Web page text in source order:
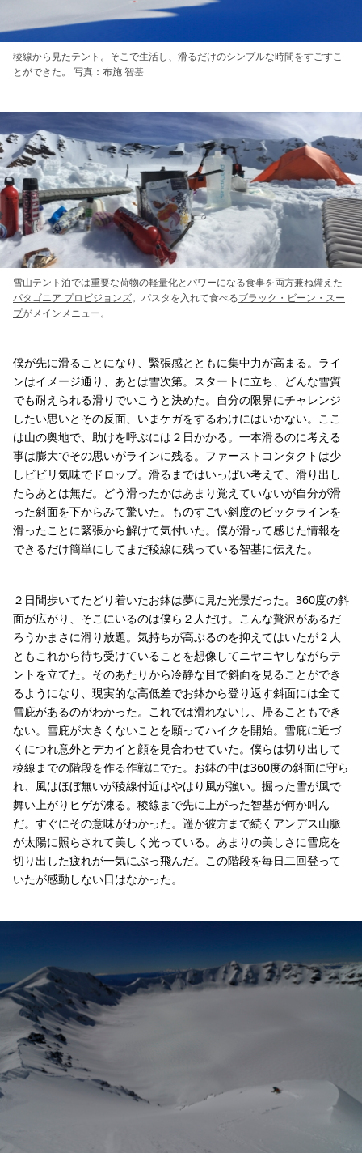
稜線から見たテント。そこで生活し、滑るだけのシンプルな時間をすごすこ
とができた。 写真：布施 智基
雪山テント泊では重要な荷物の軽量化とパワーになる食事を両方兼ね備えた
パタゴニア プロビジョンズ。パスタを入れて食べるブラック・ビーン・スー
プがメインメニュー。
僕が先に滑ることになり、緊張感とともに集中力が高まる。ライ
ンはイメージ通り、あとは雪次第。スタートに立ち、どんな雪質
でも耐えられる滑りでいこうと決めた。自分の限界にチャレンジ
したい思いとその反面、いまケガをするわけにはいかない。ここ
は山の奥地で、助けを呼ぶには２日かかる。一本滑るのに考える
事は膨大でその思いがラインに残る。ファーストコンタクトは少
しビビリ気味でドロップ。滑るまではいっぱい考えて、滑り出し
たらあとは無だ。どう滑ったかはあまり覚えていないが自分が滑
った斜面を下からみて驚いた。ものすごい斜度のビックラインを
滑ったことに緊張から解けて気付いた。僕が滑って感じた情報を
できるだけ簡単にしてまだ稜線に残っている智基に伝えた。
２日間歩いてたどり着いたお鉢は夢に見た光景だった。360度の斜
面が広がり、そこにいるのは僕ら２人だけ。こんな贅沢があるだ
ろうかまさに滑り放題。気持ちが高ぶるのを抑えてはいたが２人
ともこれから待ち受けていることを想像してニヤニヤしながらテ
ントを立てた。そのあたりから冷静な目で斜面を見ることができ
るようになり、現実的な高低差でお鉢から登り返す斜面には全て
雪庇があるのがわかった。これでは滑れないし、帰ることもでき
ない。雪庇が大きくないことを願ってハイクを開始。雪庇に近づ
くにつれ意外とデカイと顔を見合わせていた。僕らは切り出して
稜線までの階段を作る作戦にでた。お鉢の中は360度の斜面に守ら
れ、風はほぼ無いが稜線付近はやはり風が強い。掘った雪が風で
舞い上がりヒゲが凍る。稜線まで先に上がった智基が何か叫ん
だ。すぐにその意味がわかった。遥か彼方まで続くアンデス山脈
が太陽に照らされて美しく光っている。あまりの美しさに雪庇を
切り出した疲れが一気にぶっ飛んだ。この階段を毎日二回登って
いたが感動しない日はなかった。